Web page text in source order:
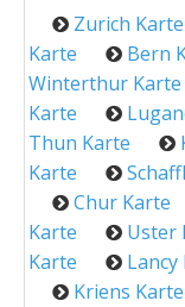
Zurich Karte
Karte
Bern
Winterthur Karte
Karte
Thun Karte
Karte
Chur Karte
Karte
Uster
Karte
Lancy
Kriens Karte